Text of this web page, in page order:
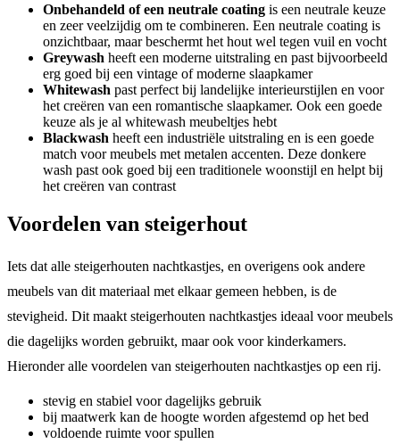
Onbehandeld of een neutrale coating is een neutrale keuze
en zeer veelzijdig om te combineren. Een neutrale coating is
onzichtbaar, maar beschermt het hout wel tegen vuil en vocht
Greywash heeft een moderne uitstraling en past bijvoorbeeld
erg goed bij een vintage of moderne slaapkamer
Whitewash past perfect bij landelijke interieurstijlen en voor
het creëren van een romantische slaapkamer. Ook een goede
keuze als je al whitewash meubeltjes hebt
Blackwash heeft een industriële uitstraling en is een goede
match voor meubels met metalen accenten. Deze donkere
wash past ook goed bij een traditionele woonstijl en helpt bij
het creëren van contrast
Voordelen van steigerhout
Iets dat alle steigerhouten nachtkastjes, en overigens ook andere
meubels van dit materiaal met elkaar gemeen hebben, is de
stevigheid. Dit maakt steigerhouten nachtkastjes ideaal voor meubels
die dagelijks worden gebruikt, maar ook voor kinderkamers.
Hieronder alle voordelen van steigerhouten nachtkastjes op een rij.
stevig en stabiel voor dagelijks gebruik
bij maatwerk kan de hoogte worden afgestemd op het bed
voldoende ruimte voor spullen